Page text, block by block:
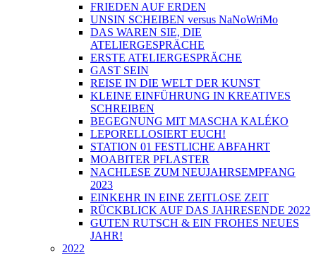
FRIEDEN AUF ERDEN
UNSIN SCHEIBEN versus NaNoWriMo
DAS WAREN SIE, DIE
ATELIERGESPRÄCHE
ERSTE ATELIERGESPRÄCHE
GAST SEIN
REISE IN DIE WELT DER KUNST
KLEINE EINFÜHRUNG IN KREATIVES
SCHREIBEN
BEGEGNUNG MIT MASCHA KALÉKO
LEPORELLOSIERT EUCH!
STATION 01 FESTLICHE ABFAHRT
MOABITER PFLASTER
NACHLESE ZUM NEUJAHRSEMPFANG
2023
EINKEHR IN EINE ZEITLOSE ZEIT
RÜCKBLICK AUF DAS JAHRESENDE 2022
GUTEN RUTSCH & EIN FROHES NEUES
JAHR!
2022